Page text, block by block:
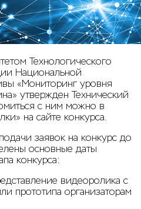
Технологического
Национальной
«Мониторинг уровня
утвержден Технический
с ним можно в
на сайте конкурса.
заявок на конкурс до
основные даты
конкурса:
видеоролика с
прототипа организаторам